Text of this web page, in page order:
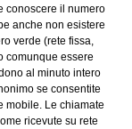
conoscere il numero
anche non esistere
verde (rete fissa,
comunque essere
al minuto intero
se consentite
mobile. Le chiamate
ricevute su rete